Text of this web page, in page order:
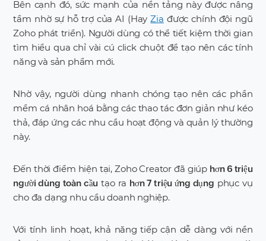
Bên cạnh đó, sức mạnh của nền tảng này được nâng
tầm nhờ sự hỗ trợ của AI (HayZia được chính đội ngũ
Zoho phát triển). Người dùng có thể tiết kiệm thời gian
tìm hiểu qua chỉ vài cú click chuột để tạo nên các tính
năng và sản phẩm mới.
Nhờ vậy, người dùng nhanh chóng tạo nên các phần
mềm cá nhân hoá bằng các thao tác đơn giản như kéo
thả, đáp ứng các nhu cầu hoạt động và quản lý thường
này.
Đến thời điểm hiện tại, Zoho Creator đã giúp hơn 6 triệu
người dùng toàn cầu tạo ra hơn 7 triệu ứng dụng phục vụ
cho đa dạng nhu cầu doanh nghiệp.
Với tính linh hoạt, khả năng tiếp cận dễ dàng với nền